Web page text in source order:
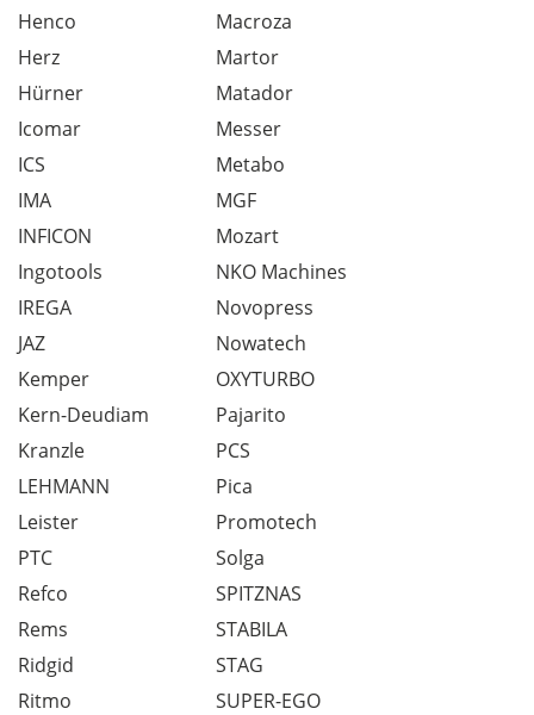
Henco
Herz
Hürner
Icomar
ICS
IMA
INFICON
Ingotools
IREGA
JAZ
Kemper
Kern-Deudiam
Kranzle
LEHMANN
Leister
Macroza
Martor
Matador
Messer
Metabo
MGF
Mozart
NKO Machines
Novopress
Nowatech
OXYTURBO
Pajarito
PCS
Pica
Promotech
PTC
Refco
Rems
Ridgid
Ritmo
Solga
SPITZNAS
STABILA
STAG
SUPER-EGO